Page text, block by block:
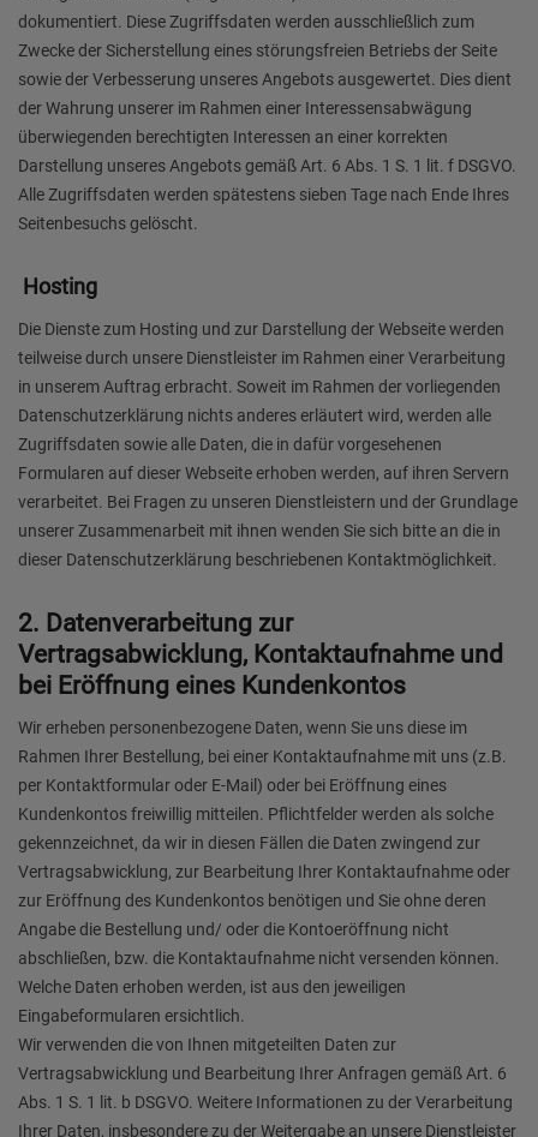
dokumentiert. Diese Zugriffsdaten werden ausschließlich zum
Zwecke der Sicherstellung eines störungsfreien Betriebs der Seite
sowie der Verbesserung unseres Angebots ausgewertet. Dies dient
der Wahrung unserer im Rahmen einer Interessensabwägung
überwiegenden berechtigten Interessen an einer korrekten
Darstellung unseres Angebots gemäß Art. 6 Abs. 1 S. 1 lit. f DSGVO.
Alle Zugriffsdaten werden spätestens sieben Tage nach Ende Ihres
Seitenbesuchs gelöscht.
Hosting
Die Dienste zum Hosting und zur Darstellung der Webseite werden
teilweise durch unsere Dienstleister im Rahmen einer Verarbeitung
in unserem Auftrag erbracht. Soweit im Rahmen der vorliegenden
Datenschutzerklärung nichts anderes erläutert wird, werden alle
Zugriffsdaten sowie alle Daten, die in dafür vorgesehenen
Formularen auf dieser Webseite erhoben werden, auf ihren Servern
verarbeitet. Bei Fragen zu unseren Dienstleistern und der Grundlage
unserer Zusammenarbeit mit ihnen wenden Sie sich bitte an die in
dieser Datenschutzerklärung beschriebenen Kontaktmöglichkeit.
2. Datenverarbeitung zur
Vertragsabwicklung, Kontaktaufnahme und
bei Eröffnung eines Kundenkontos
Wir erheben personenbezogene Daten, wenn Sie uns diese im
Rahmen Ihrer Bestellung, bei einer Kontaktaufnahme mit uns (z.B.
per Kontaktformular oder E-Mail) oder bei Eröffnung eines
Kundenkontos freiwillig mitteilen. Pflichtfelder werden als solche
gekennzeichnet, da wir in diesen Fällen die Daten zwingend zur
Vertragsabwicklung, zur Bearbeitung Ihrer Kontaktaufnahme oder
zur Eröffnung des Kundenkontos benötigen und Sie ohne deren
Angabe die Bestellung und/ oder die Kontoeröffnung nicht
abschließen, bzw. die Kontaktaufnahme nicht versenden können.
Welche Daten erhoben werden, ist aus den jeweiligen
Eingabeformularen ersichtlich.
Wir verwenden die von Ihnen mitgeteilten Daten zur
Vertragsabwicklung und Bearbeitung Ihrer Anfragen gemäß Art. 6
Abs. 1 S. 1 lit. b DSGVO. Weitere Informationen zu der Verarbeitung
Ihrer Daten, insbesondere zu der Weitergabe an unsere Dienstleister